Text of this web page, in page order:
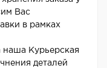
Вас
в рамках
наша Курьерская
деталей